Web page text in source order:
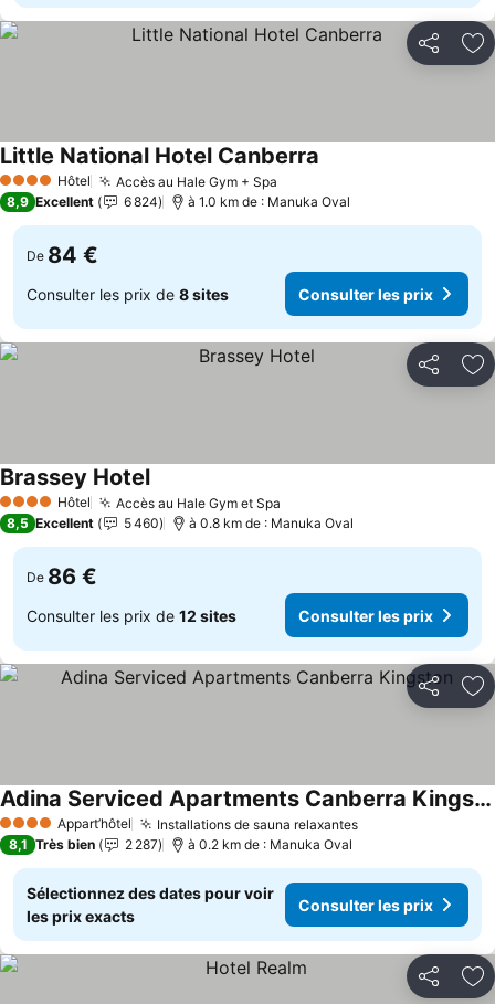
Partager
4 Étoiles Hôtel Accès au Hale Gym + Spa
Little National Hotel Canberra
8,9 Excellent 6 824 à 1.0 km de : Manuka Oval
De 84 €
Consulter les prix de 8 sites Consulter les prix
Partager
4 Étoiles Hôtel Accès au Hale Gym et Spa
Brassey Hotel
8,5 Excellent 5 460 à 0.8 km de : Manuka Oval
De 86 €
Consulter les prix de 12 sites Consulter les prix
Partager
4 Étoiles Appart’hôtel Installations de sauna relaxantes
Adina Serviced Apartments Canberra Kingston
8,1 Très bien 2 287 à 0.2 km de : Manuka Oval
Sélectionnez des dates pour voir
les prix exacts
Consulter les prix
Partager